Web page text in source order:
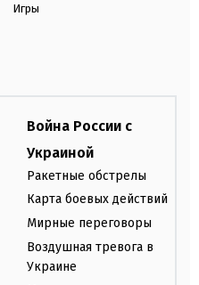
Игры
Война России с
Украиной
Ракетные обстрелы
Карта боевых действий
Мирные переговоры
Воздушная тревога в
Украине